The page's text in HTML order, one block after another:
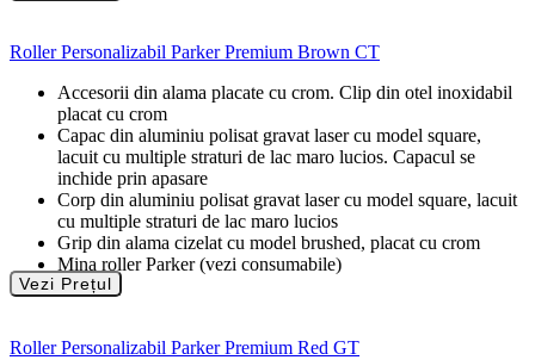
Roller Personalizabil Parker Premium Brown CT
Accesorii din alama placate cu crom. Clip din otel inoxidabil
placat cu crom
Capac din aluminiu polisat gravat laser cu model square,
lacuit cu multiple straturi de lac maro lucios. Capacul se
inchide prin apasare
Corp din aluminiu polisat gravat laser cu model square, lacuit
cu multiple straturi de lac maro lucios
Grip din alama cizelat cu model brushed, placat cu crom
Mina roller Parker (vezi consumabile)
Vezi Prețul
Roller Personalizabil Parker Premium Red GT